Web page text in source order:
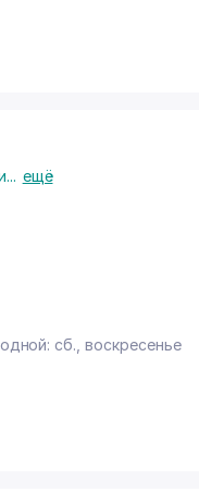
... ещё
сб., воскресенье